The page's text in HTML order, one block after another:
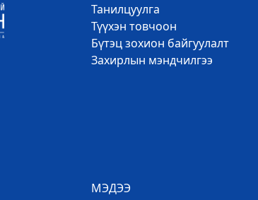
Танилцуулга
Түүхэн товчоон
Бүтэц зохион байгуулалт
Захирлын мэндчилгээ
МЭДЭЭ